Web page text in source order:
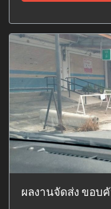
ผลงานจัดส่ง ขอบ